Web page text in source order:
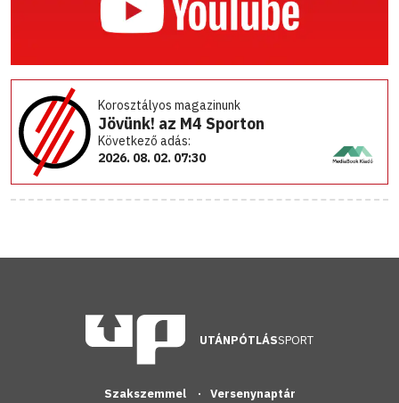
Korosztályos magazinunk
Jövünk! az M4 Sporton
Következő adás:
2026. 08. 02. 07:30
UTÁNPÓTLÁSSPORT
Szakszemmel Versenynaptár